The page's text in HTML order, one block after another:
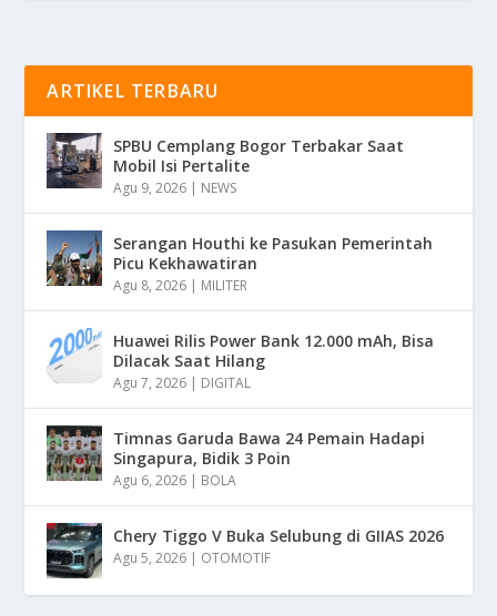
ARTIKEL TERBARU
SPBU Cemplang Bogor Terbakar Saat
Mobil Isi Pertalite
Agu 9, 2026 | NEWS
Serangan Houthi ke Pasukan Pemerintah
Picu Kekhawatiran
Agu 8, 2026 | MILITER
Huawei Rilis Power Bank 12.000 mAh, Bisa
Dilacak Saat Hilang
Agu 7, 2026 | DIGITAL
Timnas Garuda Bawa 24 Pemain Hadapi
Singapura, Bidik 3 Poin
Agu 6, 2026 | BOLA
Chery Tiggo V Buka Selubung di GIIAS 2026
Agu 5, 2026 | OTOMOTIF